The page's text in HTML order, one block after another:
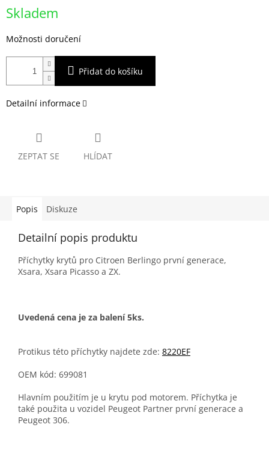
cena:
Skladem
Možnosti doručení
Přidat do košíku
Detailní informace
ZEPTAT SE HLÍDAT
Popis Diskuze
Detailní popis produktu
Příchytky krytů pro Citroen Berlingo první generace,
Xsara, Xsara Picasso a ZX.
Uvedená cena je za balení 5ks.
Protikus této příchytky najdete zde: 8220EF
OEM kód: 699081
Hlavním použitím je u krytu pod motorem. Příchytka je
také použita u vozidel Peugeot Partner první generace a
Peugeot 306.